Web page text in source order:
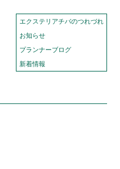
エクステリアチバのつれづれ
お知らせ
プランナーブログ
新着情報